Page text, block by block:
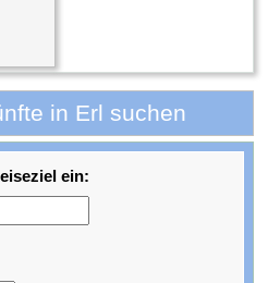
in Erl suchen
ein: